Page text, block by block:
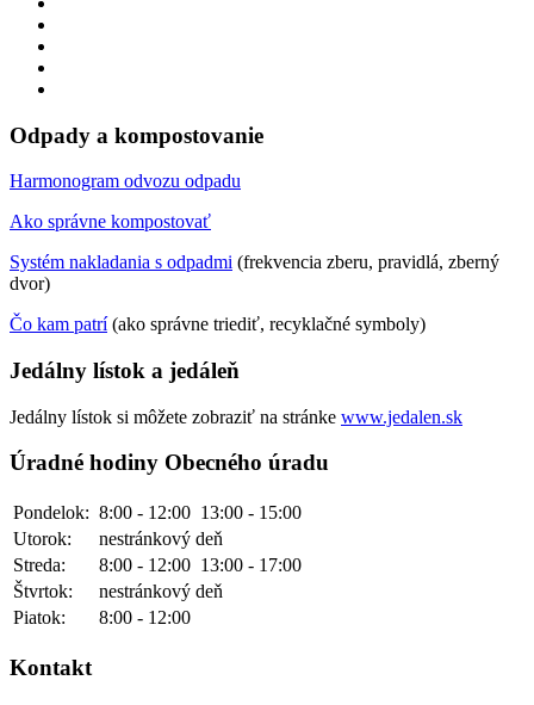
Odpady a kompostovanie
Harmonogram odvozu odpadu
Ako správne kompostovať
Systém nakladania s odpadmi (frekvencia zberu, pravidlá, zberný
dvor)
Čo kam patrí(ako správne triediť, recyklačné symboly)
Jedálny lístok a jedáleň
Jedálny lístok si môžete zobraziť na stránke www.jedalen.sk
Úradné hodiny Obecného úradu
Pondelok: 8:00 - 12:00 13:00 - 15:00
Utorok:
nestránkový deň
Streda:
8:00 - 12:00 13:00 - 17:00
Štvrtok:
nestránkový deň
Piatok:
8:00 - 12:00
Kontakt